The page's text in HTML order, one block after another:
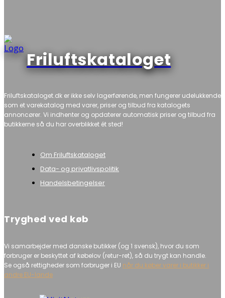
Friluftskataloget
Friluftskataloget.dk er ikke selv lagerførende, men fungerer udelukkende
som et varekatalog med varer, priser og tilbud fra katalogets
annoncører. Vi indhenter og opdaterer automatisk priser og tilbud fra
butikkerne så du har overblikket ét sted!
Om Friluftskataloget
Data- og privatlivspolitik
Handelsbetingelser
Tryghed ved køb
Vi samarbejder med danske butikker (og 1 svensk), hvor du som
forbruger er beskyttet af købelov (retur-ret), så du trygt kan handle.
Se også rettigheder som forbruger i EU når du køber varer i butikker i
andre EU-lande